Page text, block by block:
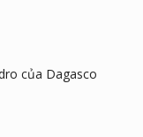
của Dagasco